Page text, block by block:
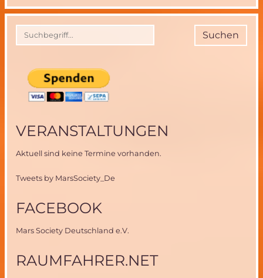
für
Leben
auf
dem
Mars?
Suchen
VERANSTALTUNGEN
Aktuell sind keine Termine vorhanden.
Tweets by MarsSociety_De
FACEBOOK
Mars Society Deutschland e.V.
RAUMFAHRER.NET